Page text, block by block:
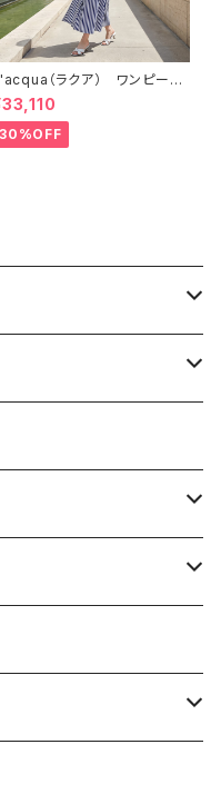
（ラクア） ワンピー
GD167OP
30%OFF